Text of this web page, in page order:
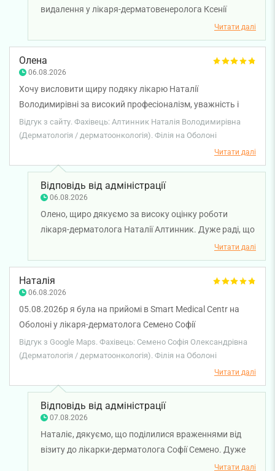
видалення у лікаря-дерматовенеролога Ксенії
Трушкіної пройшла для вас комфортно та безболісно,
а робота нашої команди залишила приємні
Читати далі
Олена
06.08.2026
Хочу висловити щиру подяку лікарю Наталії
Володимирівні за високий професіоналізм, уважність і
відповідальний підхід до пацієнта. Після консультацій у
кількох фахівців саме вона змогла встановити точний
діагноз, детально пояснила причини мого стану та
призначила ефективне лікування. Рекомендую цього
лікаря всім, хто шукає компетентного спеціаліста, який
дійсно допомагає знайти причину проблеми та підібрати
правильне лікування.
Відгук з сайту. Фахівець: Алтинник Наталія Володимирівна
(Дерматологія / дерматоонкологія). Філія на Оболоні
Читати далі
Відповідь від адміністрації
06.08.2026
Олено, щиро дякуємо за високу оцінку роботи
лікаря-дерматолога Наталії Алтинник. Дуже раді, що
уважний підхід лікарки допоміг нарешті визначити
причину вашого стану, отримати зрозумілі
пояснення й правильно підібране лікування.
Бажаємо вам міцного здоров’я!
Читати далі
Наталія
06.08.2026
05.08.2026р я була на прийомі в Smart Medical Centr на
Оболоні у лікаря-дерматолога Семено Софії
Олександрівни. Хочу виразити лікарю слова вдячності за
її професіоналізм, уважність, вміння вислухати хворого.
адміністратором . Щиро всім дякую
Відгук з Google Maps. Фахівець: Семено Софія Олександрівна
(Дерматологія / дерматоонкологія). Філія на Оболоні
Читати далі
Відповідь від адміністрації
07.08.2026
Наталіє, дякуємо, що поділилися враженнями від
візиту до лікарки-дерматолога Софії Семено. Дуже
Читати далі